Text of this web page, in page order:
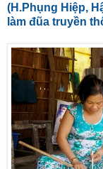
(H.Phụng Hiệp,
làm đũa truyền